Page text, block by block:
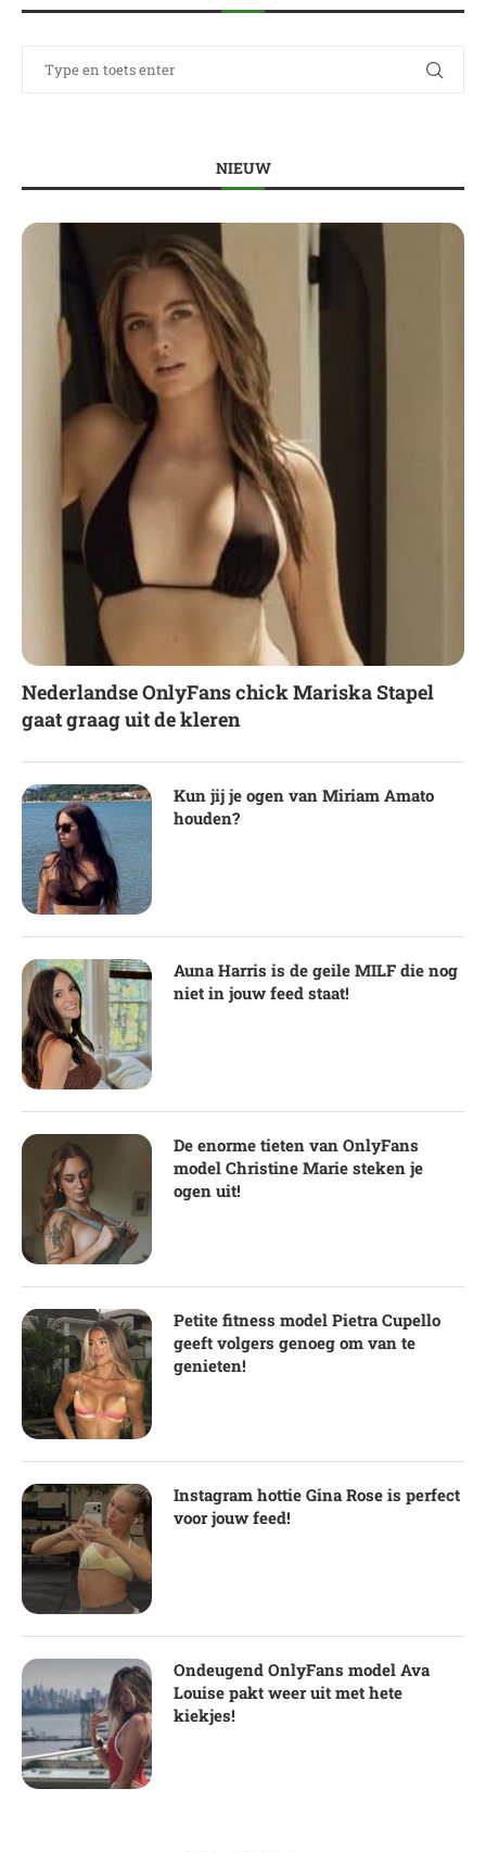
NIEUW
Nederlandse OnlyFans chick Mariska Stapel
gaat graag uit de kleren
Kun jij je ogen van Miriam Amato
houden?
Auna Harris is de geile MILF die nog
niet in jouw feed staat!
De enorme tieten van OnlyFans
model Christine Marie steken je
ogen uit!
Petite fitness model Pietra Cupello
geeft volgers genoeg om van te
genieten!
Instagram hottie Gina Rose is perfect
voor jouw feed!
Ondeugend OnlyFans model Ava
Louise pakt weer uit met hete
kiekjes!